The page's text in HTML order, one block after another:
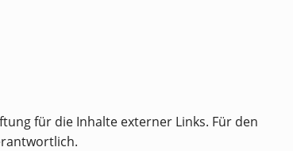
für die Inhalte externer Links. Für den